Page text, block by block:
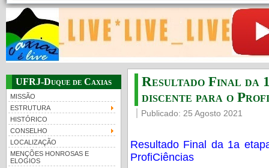
UFRJ-Duque de Caxias
MISSÃO
ESTRUTURA
HISTÓRICO
CONSELHO
LOCALIZAÇÃO
MENÇÕES HONROSAS E
ELOGIOS
Resultado Final da
discente para o
Publicado: 25 Agosto 2021
Resultado Final da 1a
ProfiCiências